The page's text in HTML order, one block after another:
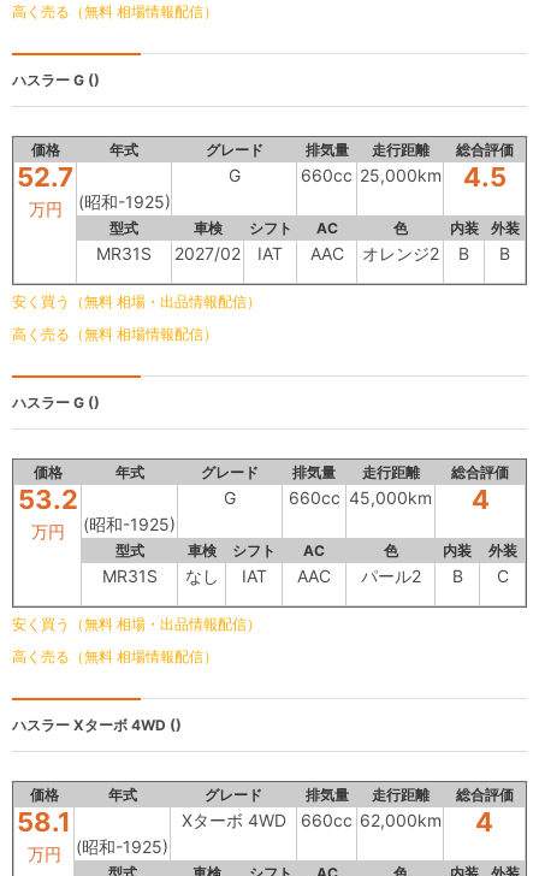
高く売る（無料 相場情報配信）
ハスラー G ()
価格 年式 グレード 排気量 走行距離 総合評価
52.7
万円 (昭和-1925)
G 660cc 25,000km 4.5
型式 車検 シフト AC 色 内装 外装
MR31S 2027/02 IAT AAC オレンジ2 B B
安く買う（無料 相場・出品情報配信）
高く売る（無料 相場情報配信）
ハスラー G ()
価格 年式 グレード 排気量 走行距離 総合評価
53.2
万円 (昭和-1925)
G 660cc 45,000km 4
型式 車検 シフト AC 色 内装 外装
MR31S なし IAT AAC パール2 B C
安く買う（無料 相場・出品情報配信）
高く売る（無料 相場情報配信）
ハスラー Xターボ 4WD ()
価格 年式 グレード 排気量 走行距離 総合評価
58.1
万円 (昭和-1925)
Xターボ 4WD 660cc 62,000km 4